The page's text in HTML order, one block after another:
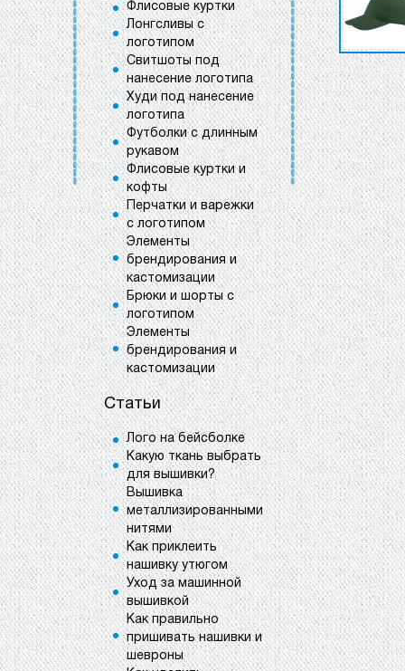
Флисовые куртки
Лонгсливы с
логотипом
Свитшоты под
нанесение логотипа
Худи под нанесение
логотипа
Футболки с длинным
рукавом
Флисовые куртки и
кофты
Перчатки и варежки
с логотипом
Элементы
брендирования и
кастомизации
Брюки и шорты с
логотипом
Элементы
брендирования и
кастомизации
Статьи
Лого на бейсболке
Какую ткань выбрать
для вышивки?
Вышивка
металлизированными
нитями
Как приклеить
нашивку утюгом
Уход за машинной
вышивкой
Как правильно
пришивать нашивки и
шевроны